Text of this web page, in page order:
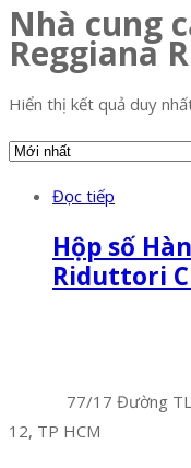
Nhà cung
Reggiana
Hiển thị kết quả duy
Đọc tiếp
Hộp số
Riduttori
77/17 Đường
12, TP HCM